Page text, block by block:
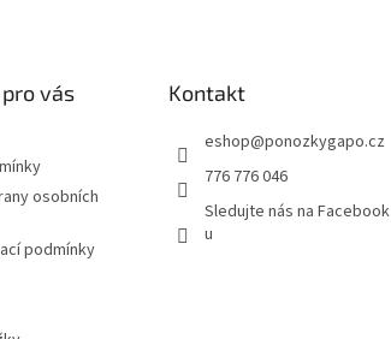
vás
osobních
podmínky
Kontakt
eshop@ponozkygapo.cz
776 776 046
Sledujte nás na Facebook
u